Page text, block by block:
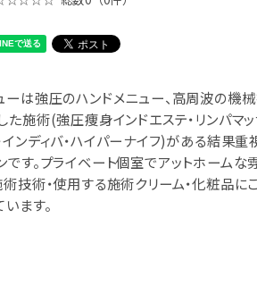
ーは強圧のハンドメニュー、高周波の機
た施術(強圧痩身インドエステ・リンパマ
インディバ・ハイパーナイフ)がある結果重
です。プライベート個室でアットホームな
術技術・使用する施術クリーム・化粧品に
います。